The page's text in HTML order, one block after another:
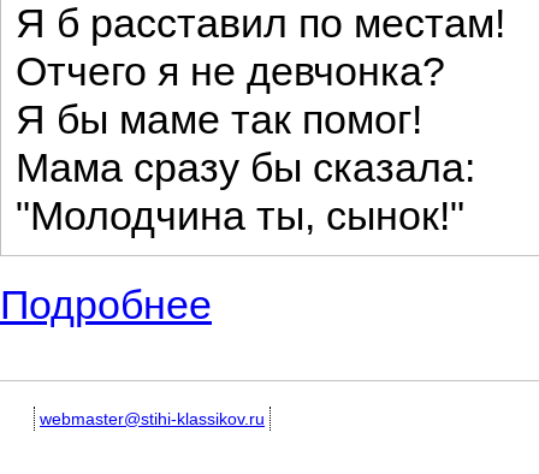
Я б расставил по местам!
Отчего я не девчонка?
Я бы маме так помог!
Мама сразу бы сказала:
"Молодчина ты, сынок!"
Подробнее
webmaster@stihi-klassikov.ru